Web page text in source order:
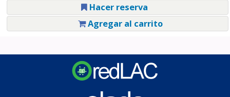
Hacer reserva
Agregar al carrito